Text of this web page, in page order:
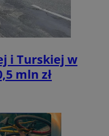
i Turskiej w
mln zł